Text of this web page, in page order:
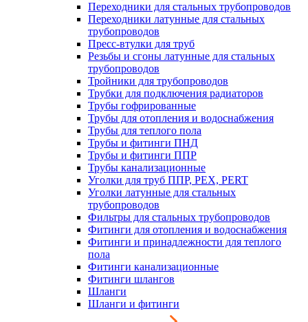
Переходники для стальных трубопроводов
Переходники латунные для стальных
трубопроводов
Пресс-втулки для труб
Резьбы и сгоны латунные для стальных
трубопроводов
Тройники для трубопроводов
Трубки для подключения радиаторов
Трубы гофрированные
Трубы для отопления и водоснабжения
Трубы для теплого пола
Трубы и фитинги ПНД
Трубы и фитинги ППР
Трубы канализационные
Уголки для труб ППР, PEX, PERT
Уголки латунные для стальных
трубопроводов
Фильтры для стальных трубопроводов
Фитинги для отопления и водоснабжения
Фитинги и принадлежности для теплого
пола
Фитинги канализационные
Фитинги шлангов
Шланги
Шланги и фитинги